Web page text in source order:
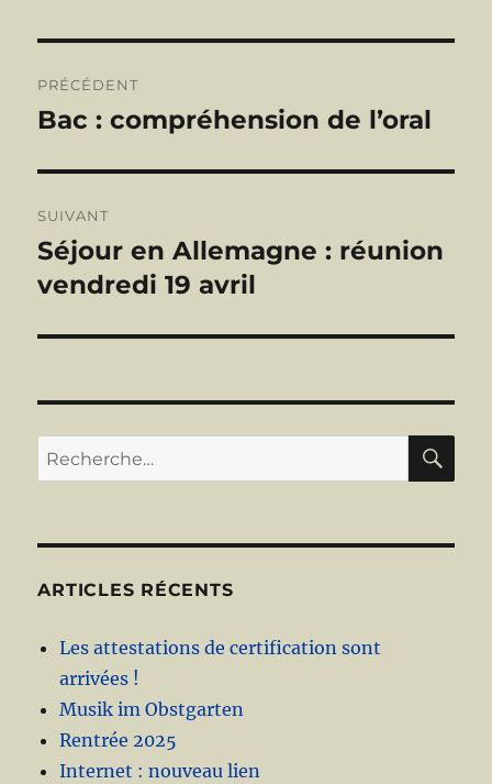
de
PRÉCÉDENT
Publication
Bac : compréhension de l’oral
SUIVANT
Publication
suivante :
Séjour en Allemagne : réunion
vendredi 19 avril
Recherche
pour :
ARTICLES RÉCENTS
Les attestations de certification sont
arrivées !
Musik im Obstgarten
Rentrée 2025
Internet : nouveau lien